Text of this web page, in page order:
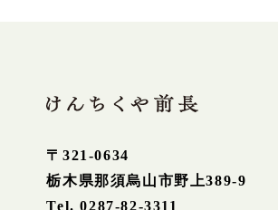
〒321-0634
栃木県那須烏山市野上389-9
Tel. 0287-82-3311